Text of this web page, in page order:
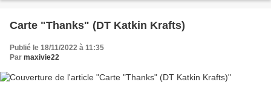
Carte "Thanks" (DT Katkin Krafts)
Publié le 18/11/2022 à 11:35
Par maxivie22